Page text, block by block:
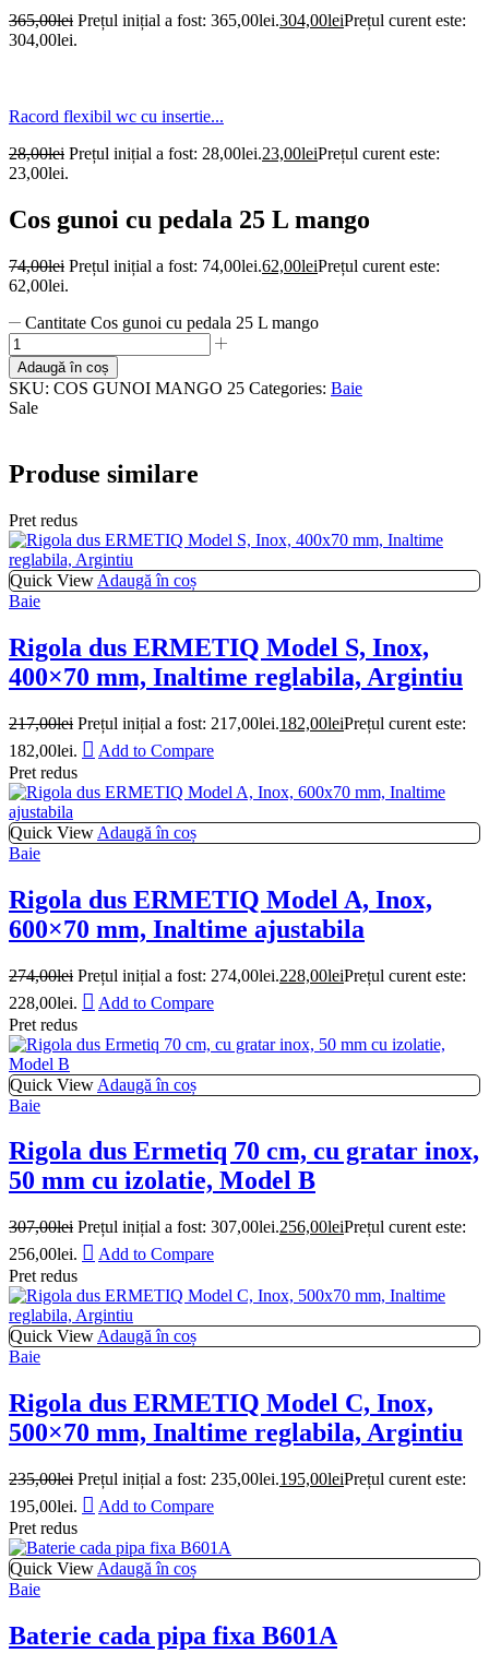
365,00lei Prețul inițial a fost: 365,00lei.304,00leiPrețul curent este:
304,00lei.
Racord flexibil wc cu insertie...
28,00lei Prețul inițial a fost: 28,00lei.23,00leiPrețul curent este:
23,00lei.
Cos gunoi cu pedala 25 L mango
74,00lei Prețul inițial a fost: 74,00lei.62,00leiPrețul curent este:
62,00lei.
Cantitate Cos gunoi cu pedala 25 L mango
Adaugă în coș
SKU: COS GUNOI MANGO 25 Categories: Baie
Sale
Produse similare
Pret redus
Quick View Adaugă în coș
Baie
Rigola dus ERMETIQ Model S, Inox,
400×70 mm, Inaltime reglabila, Argintiu
217,00lei Prețul inițial a fost: 217,00lei.182,00leiPrețul curent este:
182,00lei.
Add to Compare
Pret redus
Quick View Adaugă în coș
Baie
Rigola dus ERMETIQ Model A, Inox,
600×70 mm, Inaltime ajustabila
274,00lei Prețul inițial a fost: 274,00lei.228,00leiPrețul curent este:
228,00lei.
Add to Compare
Pret redus
Quick View Adaugă în coș
Baie
Rigola dus Ermetiq 70 cm, cu gratar inox,
50 mm cu izolatie, Model B
307,00lei Prețul inițial a fost: 307,00lei.256,00leiPrețul curent este:
256,00lei.
Add to Compare
Pret redus
Quick View Adaugă în coș
Baie
Rigola dus ERMETIQ Model C, Inox,
500×70 mm, Inaltime reglabila, Argintiu
235,00lei Prețul inițial a fost: 235,00lei.195,00leiPrețul curent este:
195,00lei.
Add to Compare
Pret redus
Quick View Adaugă în coș
Baie
Baterie cada pipa fixa B601A